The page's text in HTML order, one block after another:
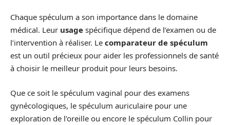
Chaque spéculum a son importance dans le domaine
médical. Leur usage spécifique dépend de l’examen ou de
l’intervention à réaliser. Le comparateur de spéculum
est un outil précieux pour aider les professionnels de santé
à choisir le meilleur produit pour leurs besoins.
Que ce soit le spéculum vaginal pour des examens
gynécologiques, le spéculum auriculaire pour une
exploration de l’oreille ou encore le spéculum Collin pour